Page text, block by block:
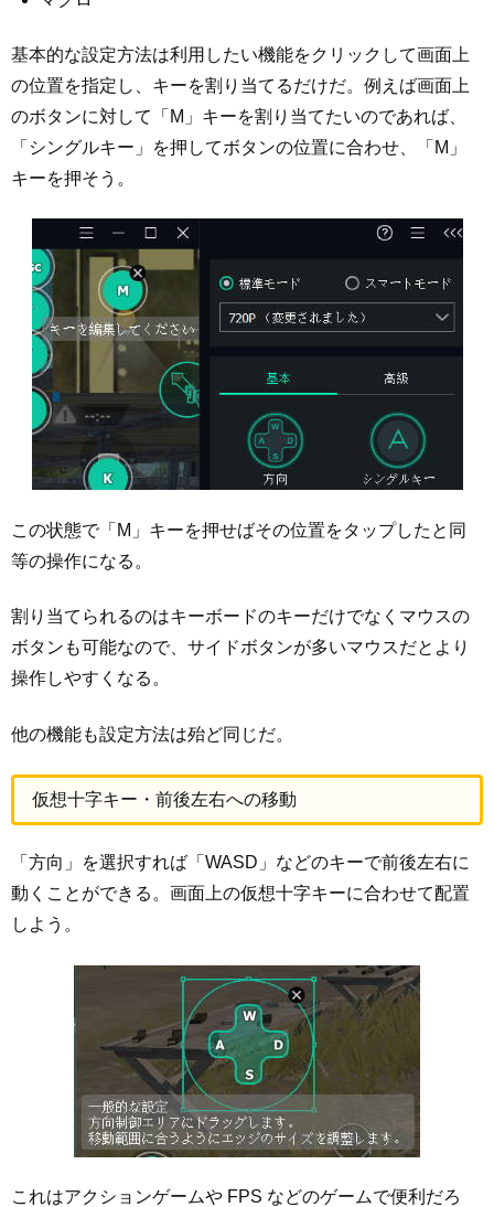
基本的な設定方法は利用したい機能をクリックして画面上
の位置を指定し、キーを割り当てるだけだ。例えば画面上
のボタンに対して「M」キーを割り当てたいのであれば、
「シングルキー」を押してボタンの位置に合わせ、「M」
キーを押そう。
この状態で「M」キーを押せばその位置をタップしたと同
等の操作になる。
割り当てられるのはキーボードのキーだけでなくマウスの
ボタンも可能なので、サイドボタンが多いマウスだとより
操作しやすくなる。
他の機能も設定方法は殆ど同じだ。
仮想十字キー・前後左右への移動
「方向」を選択すれば「WASD」などのキーで前後左右に
動くことができる。画面上の仮想十字キーに合わせて配置
しよう。
これはアクションゲームや FPS などのゲームで便利だろ